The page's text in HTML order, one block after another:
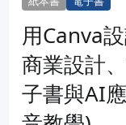
用Canva
商業設計
子書與AI